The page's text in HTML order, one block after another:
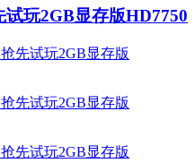
玩2GB显存版HD7750